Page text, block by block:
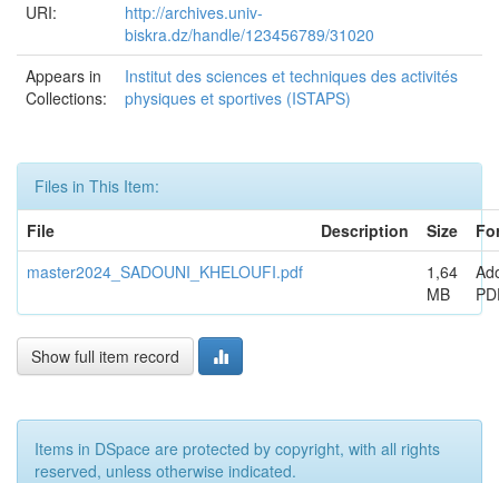
URI:
http://archives.univ-
biskra.dz/handle/123456789/31020
Appears in
Collections:
Institut des sciences et techniques des activités
physiques et sportives (ISTAPS)
Files in This Item:
File
Description Size
master2024_SADOUNI_KHELOUFI.pdf
1,64
MB
Show full item record
Items in DSpace are protected by copyright, with all rights
reserved, unless otherwise indicated.